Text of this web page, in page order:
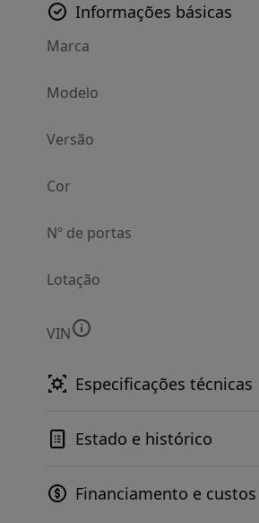
Informações básicas
Marca
Modelo
Versão
Cor
Nº de portas
Lotação
VIN
Especificações técnicas
Estado e histórico
Financiamento e custos